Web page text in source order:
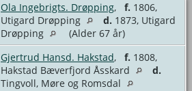
Ola Ingebrigts. Drøpping, f. 1806,
Utigard Drøpping
d. 1873, Utigard
Drøpping
(Alder 67 år)
Gjertrud Hansd. Hakstad, f. 1808,
Hakstad Bæverfjord Åsskard
d.
Tingvoll, Møre og Romsdal